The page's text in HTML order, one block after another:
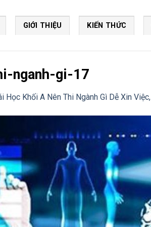
GIỚI THIỆU KIẾN THỨC
nganh-gi-17
Học Khối A Nên Thi Ngành Gì Dễ Xin